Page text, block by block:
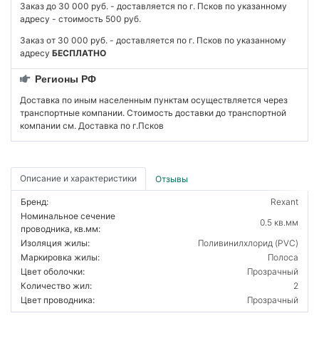
Заказ до 30 000 руб. - доставляется по г. Псков по указанному
адресу - стоимость 500 руб.
Заказ от 30 000 руб. - доставляется по г. Псков по указанному
адресу БЕСПЛАТНО
Регионы РФ
Доставка по иным населенным пунктам осуществляется через
транспортные компании. Стоимость доставки до транспортной
компании см. Доставка по г.Псков
Описание и характеристики Отзывы
Бренд:
Rexant
Номинальное сечение
проводника, кв.мм:
0.5 кв.мм
Изоляция жилы:
Поливинилхлорид (PVC)
Маркировка жилы:
Полоса
Цвет оболочки:
Прозрачный
Количество жил:
2
Цвет проводника:
Прозрачный